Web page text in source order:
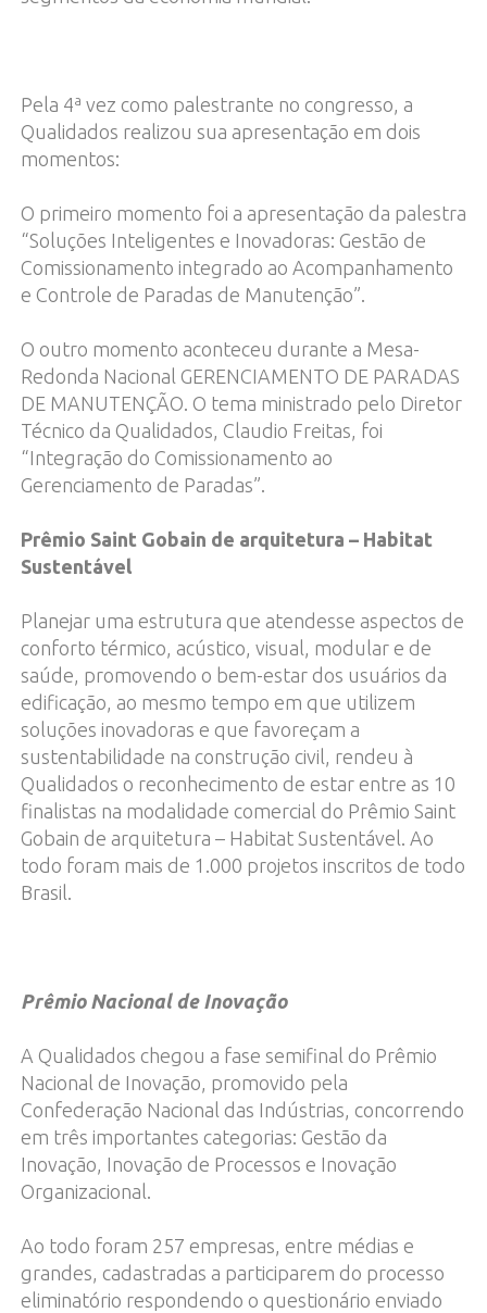
Pela 4ª vez como palestrante no congresso, a
Qualidados realizou sua apresentação em dois
momentos:
O primeiro momento foi a apresentação da palestra
“Soluções Inteligentes e Inovadoras: Gestão de
Comissionamento integrado ao Acompanhamento
e Controle de Paradas de Manutenção”.
O outro momento aconteceu durante a Mesa-
Redonda Nacional GERENCIAMENTO DE PARADAS
DE MANUTENÇÃO. O tema ministrado pelo Diretor
Técnico da Qualidados, Claudio Freitas, foi
“Integração do Comissionamento ao
Gerenciamento de Paradas”.
Prêmio Saint Gobain de arquitetura – Habitat
Sustentável
Planejar uma estrutura que atendesse aspectos de
conforto térmico, acústico, visual, modular e de
saúde, promovendo o bem-estar dos usuários da
edificação, ao mesmo tempo em que utilizem
soluções inovadoras e que favoreçam a
sustentabilidade na construção civil, rendeu à
Qualidados o reconhecimento de estar entre as 10
finalistas na modalidade comercial do Prêmio Saint
Gobain de arquitetura – Habitat Sustentável. Ao
todo foram mais de 1.000 projetos inscritos de todo
Brasil.
Prêmio Nacional de Inovação
A Qualidados chegou a fase semifinal do Prêmio
Nacional de Inovação, promovido pela
Confederação Nacional das Indústrias, concorrendo
em três importantes categorias: Gestão da
Inovação, Inovação de Processos e Inovação
Organizacional.
Ao todo foram 257 empresas, entre médias e
grandes, cadastradas a participarem do processo
eliminatório respondendo o questionário enviado